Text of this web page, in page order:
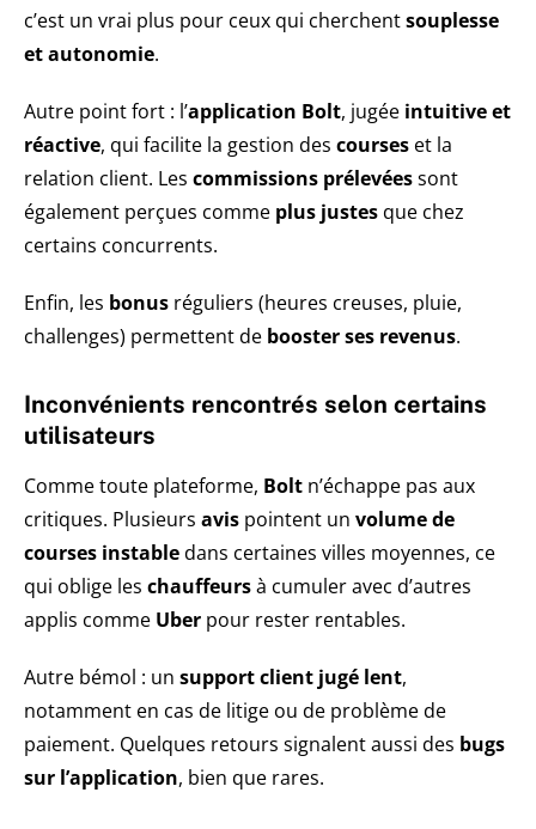
c’est un vrai plus pour ceux qui cherchentsouplesse
et autonomie.
Autre point fort : l’application Bolt, jugée intuitive et
réactive, qui facilite la gestion des courses et la
relation client. Les commissions prélevéessont
également perçues comme plus justes que chez
certains concurrents.
Enfin, les bonus réguliers (heures creuses, pluie,
challenges) permettent de booster ses revenus.
Inconvénients rencontrés selon certains
utilisateurs
Comme toute plateforme, Bolt n’échappe pas aux
critiques. Plusieurs avis pointent un volume de
courses instabledans certaines villes moyennes, ce
qui oblige les chauffeursà cumuler avec d’autres
applis comme Uber pour rester rentables.
Autre bémol : un support client jugé lent,
notamment en cas de litige ou de problème de
paiement. Quelques retours signalent aussi des bugs
sur l’application, bien que rares.